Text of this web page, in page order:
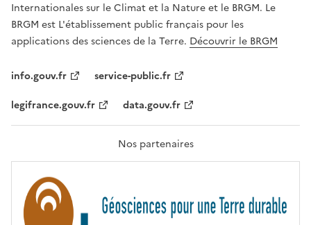
É
G
A
L
F
A
T
R
T
É
Internationales sur le Climat et la Nature et le BRGM. Le
BRGM est L'établissement public français pour les
applications des sciences de la Terre. Découvrir le BRGM
info.gouv.fr
service-public.fr
legifrance.gouv.fr
data.gouv.fr
Nos partenaires